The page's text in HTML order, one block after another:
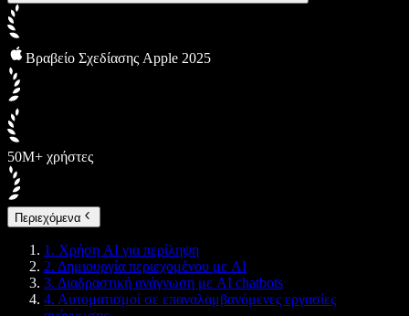
Βραβείο Σχεδίασης Apple 2025
50M+ χρήστες
Περιεχόμενα
1. Χρήση AI για περίληψη
2. Δημιουργία περιεχομένου με AI
3. Διαδραστική ανάγνωση με AI chatbots
4. Αυτοματισμοί σε επαναλαμβανόμενες εργασίες